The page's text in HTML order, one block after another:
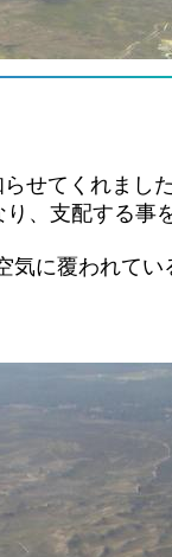
せてくれました
、支配する事
に覆われてい